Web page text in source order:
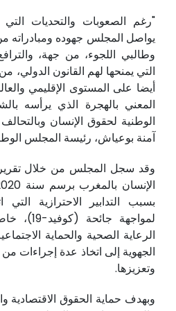
"رغم الصعوبات والتحديات التي
يواصل المجلس جهوده ومبادراته
وطالبي اللجوء، من جهة،
التي يمنحها لهم القانون
أيضا على المستوى الإقليمي
المعني بالهجرة الذي يرأسه
الوطنية لحقوق الإنسان
آمنة بوعياش، رئيسة المجلس
وقد سجل المجلس من خلال
بسبب التدابير الاحترازية التي
لمواجهة
الرعاية الصحية والحماية
الجهوية إلى اتخاذ عدة إجراءات
وتعزيزها.
وبهدف حماية الحقوق الاقتصادية